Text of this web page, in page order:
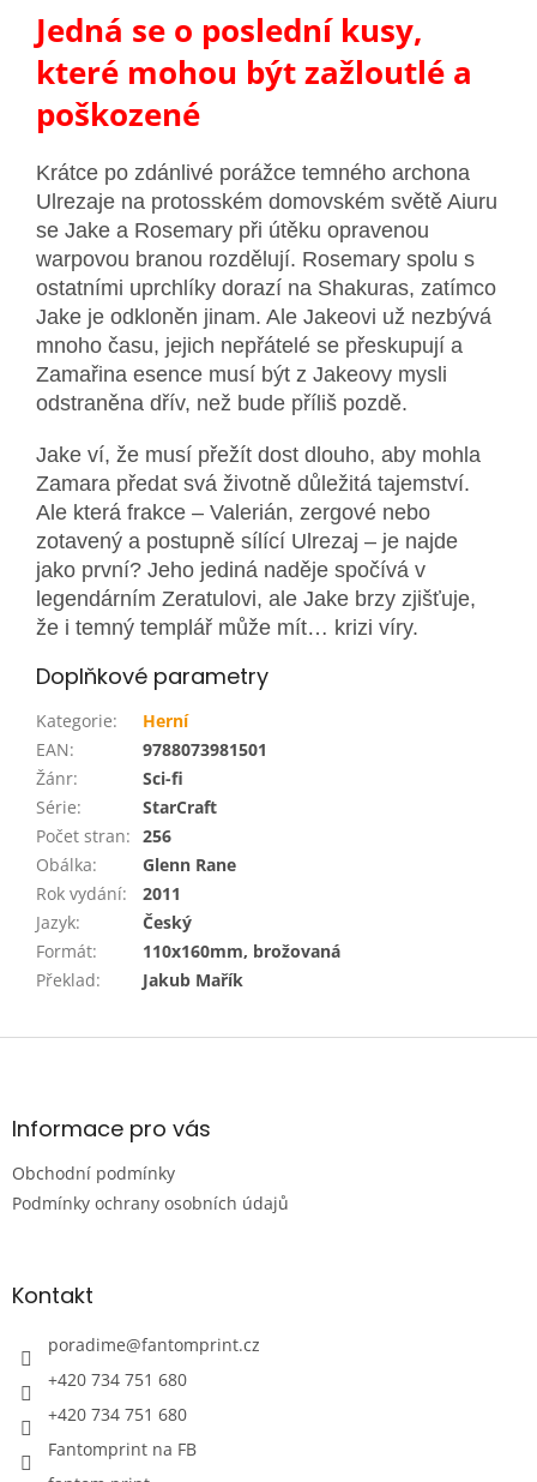
Jedná se o poslední kusy,
které mohou být zažloutlé a
poškozené
Krátce po zdánlivé porážce temného archona
Ulrezaje na protosském domovském světě Aiuru
se Jake a Rosemary při útěku opravenou
warpovou branou rozdělují. Rosemary spolu s
ostatními uprchlíky dorazí na Shakuras, zatímco
Jake je odkloněn jinam. Ale Jakeovi už nezbývá
mnoho času, jejich nepřátelé se přeskupují a
Zamařina esence musí být z Jakeovy mysli
odstraněna dřív, než bude příliš pozdě.
Jake ví, že musí přežít dost dlouho, aby mohla
Zamara předat svá životně důležitá tajemství.
Ale která frakce – Valerián, zergové nebo
zotavený a postupně sílící Ulrezaj – je najde
jako první? Jeho jediná naděje spočívá v
legendárním Zeratulovi, ale Jake brzy zjišťuje,
že i temný templář může mít… krizi víry.
Doplňkové parametry
Kategorie:
Herní
EAN:
9788073981501
Žánr:
Sci-fi
Série:
StarCraft
Počet stran: 256
Obálka:
Glenn Rane
Rok vydání:
2011
Jazyk:
Český
Formát:
110x160mm, brožovaná
Překlad: Jakub Mařík
Z
aInformace pro vás
Obchodní podmínky
Podmínky ochrany osobních údajů
Kontakt
poradime@fantomprint.cz
+420 734 751 680
+420 734 751 680
Fantomprint na FB